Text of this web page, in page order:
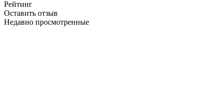
Рейтинг
Оставить отзыв
Недавно просмотренные